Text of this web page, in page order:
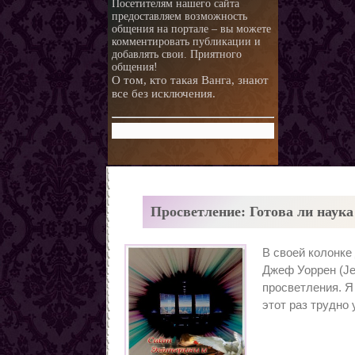
любви.
Любовная ворожба народов
мира
Магия и красота
Приворотные зелья
Как приготовить
Знаки кармы
Молитвы к ангелам дней
правильно выбрать
Как разоблачить мерзавца
Виды Гадания и правила
Хиромантия
О действии приворота
Проведение ритуалов
Любовные привороты
Посетителям нашего сайта
предоставляем возможность
общения на портале – вы можете
комментировать публикации и
добавлять свои. Приятного
общения!
О том, кто такая Ванга, знают
все без исключения.
Просветление: Готова ли
В своей
Джеф Уоррен
просветления.
этот раз трудно